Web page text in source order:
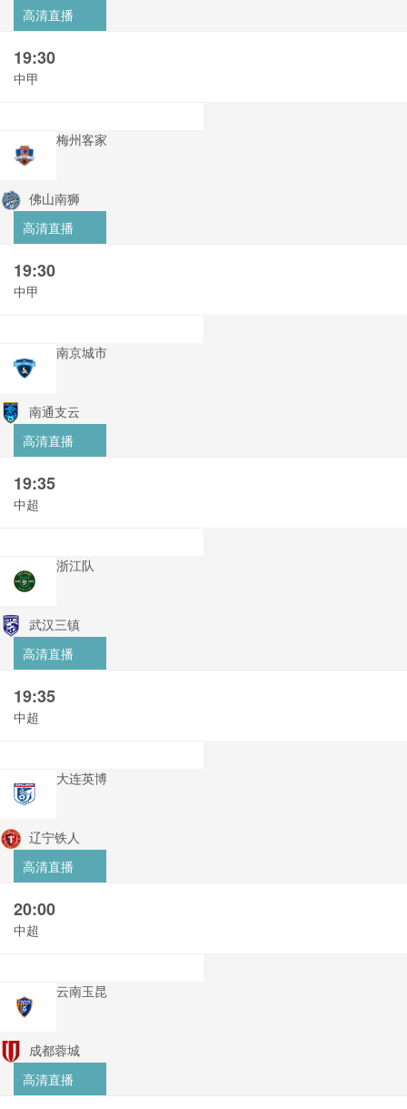
高清直播
19:30
中甲
梅州客家
佛山南狮
高清直播
19:30
中甲
南京城市
南通支云
高清直播
19:35
中超
浙江队
武汉三镇
高清直播
19:35
中超
大连英博
辽宁铁人
高清直播
20:00
中超
云南玉昆
成都蓉城
高清直播